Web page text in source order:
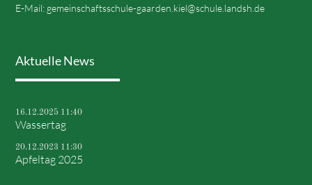
E-Mail: gemeinschaftsschule-gaarden.kiel@schule.landsh.de
Aktuelle News
16.12.2025 11:40
Wassertag
20.12.2023 11:30
Apfeltag 2025